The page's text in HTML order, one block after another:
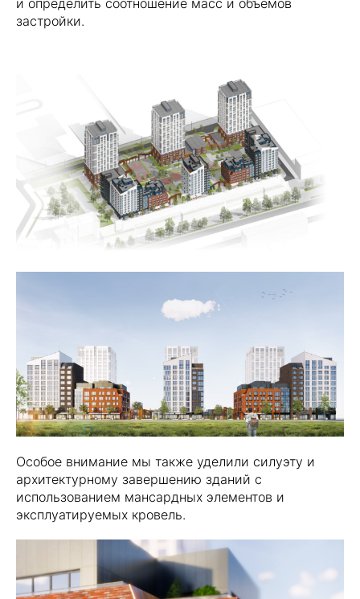
застройки.
Особое внимание мы также уделили силуэту и
архитектурному завершению зданий с
использованием мансардных элементов и
эксплуатируемых кровель.